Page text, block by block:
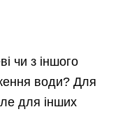
чи з іншого
води? Для
для інших